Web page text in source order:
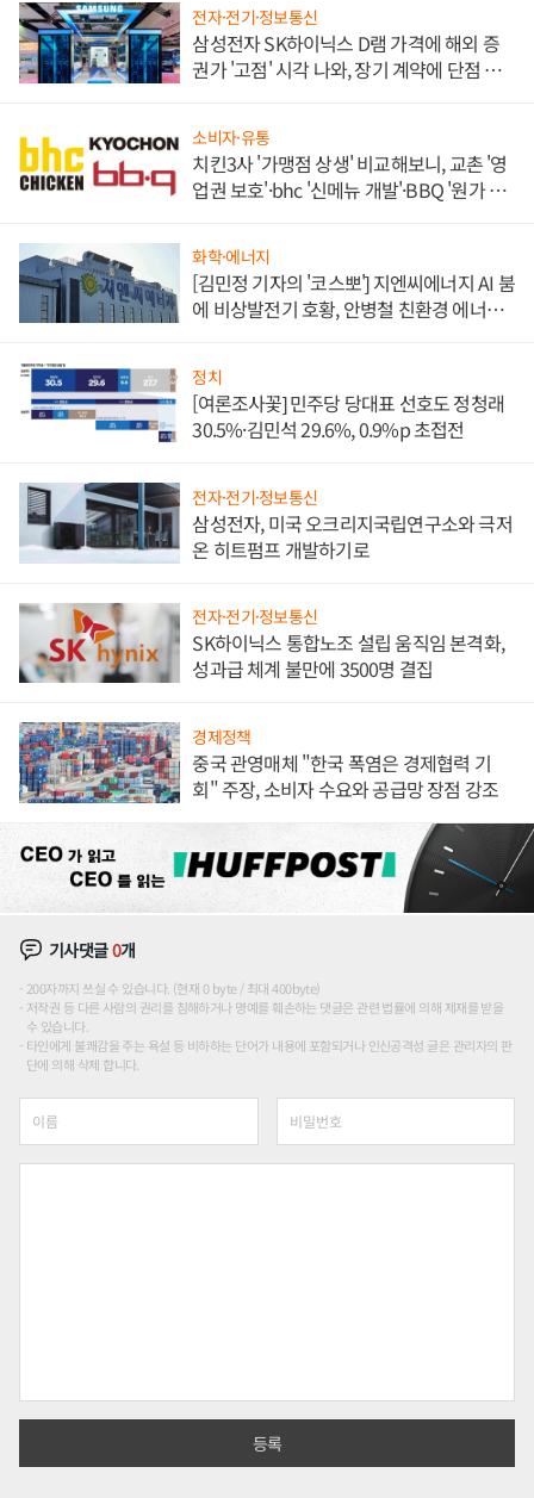
전자·전기·정보통신
삼성전자 SK하이닉스 D램 가격에 해외 증
권가 '고점' 시각 나와, 장기 계약에 단점 부
소비자·유통
치킨3사 '가맹점 상생' 비교해보니, 교촌 '영
업권 보호'·bhc '신메뉴 개발'·BBQ '원가 부
화학·에너지
[김민정 기자의 '코스뽀'] 지엔씨에너지 AI 붐
에 비상발전기 호황, 안병철 친환경 에너지
정치
[여론조사꽃] 민주당 당대표 선호도 정청래
30.5%·김민석 29.6%, 0.9%p 초접전
전자·전기·정보통신
삼성전자, 미국 오크리지국립연구소와 극저
온 히트펌프 개발하기로
전자·전기·정보통신
SK하이닉스 통합노조 설립 움직임 본격화,
성과급 체계 불만에 3500명 결집
경제정책
중국 관영매체 "한국 폭염은 경제협력 기
회" 주장, 소비자 수요와 공급망 장점 강조
기사댓글0개
200자까지 쓰실 수 있습니다. (현재 0 byte / 최대 400byte)
저작권 등 다른 사람의 권리를 침해하거나 명예를 훼손하는 댓글은 관련 법률에 의해 제재를 받을
수 있습니다.
타인에게 불쾌감을 주는 욕설 등 비하하는 단어가 내용에 포함되거나 인신공격성 글은 관리자의 판
단에 의해 삭제 합니다.